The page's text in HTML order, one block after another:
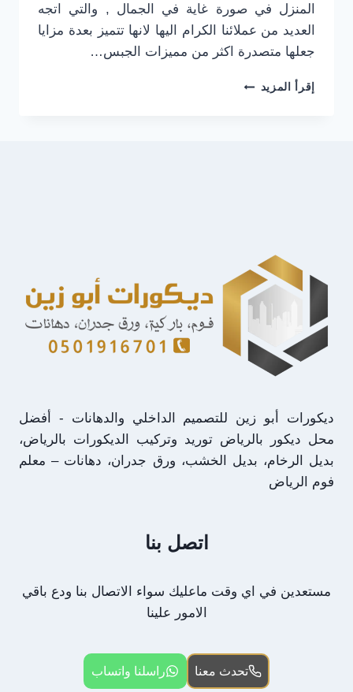
المنزل في صورة غاية في الجمال , والتي اتجه
العديد من عملائنا الكرام اليها لانها تتميز بعدة مزايا
جعلها متصدرة اكثر من مميزات الجبس…
إقرأ المزيد ديكورات
)
في
الرياض
ديكورات أبو زين للتصميم الداخلي والدهانات - أفضل
محل ديكور بالرياض توريد وتركيب الديكورات بالرياض،
بديل الرخام، بديل الخشب، ورق جدران، دهانات – معلم
فوم الرياض
اتصل بنا
مستعدين في اي وقت ماعليك سواء الاتصال بنا ودع باقي
الامور علينا
تحدث معنا راسلنا واتساب